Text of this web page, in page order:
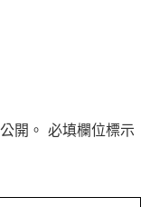
開。 必填欄位標示